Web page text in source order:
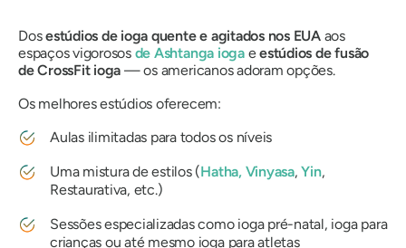
Dosestúdios de ioga quente e agitados nos EUAaos
espaços vigorosos de Ashtanga ioga eestúdios de fusão
de CrossFit ioga — os americanos adoram opções.
Os melhores estúdios oferecem:
Aulas ilimitadas para todos os níveis
Uma mistura de estilos (Hatha, Vinyasa,Yin,
Restaurativa, etc.)
Sessões especializadas como ioga pré-natal, ioga para
crianças ou até mesmo ioga para atletas